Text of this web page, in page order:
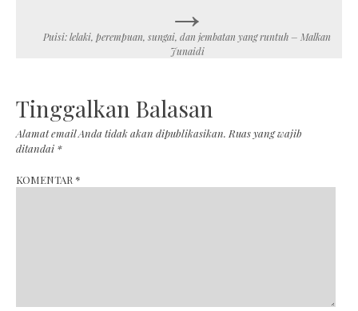
Puisi: lelaki, perempuan, sungai, dan jembatan yang runtuh – Malkan
Junaidi
Tinggalkan Balasan
Alamat email Anda tidak akan dipublikasikan. Ruas yang wajib
ditandai *
KOMENTAR *